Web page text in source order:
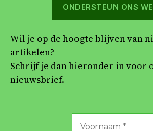
ONDERSTEUN ONS
Wil je op de hoogte blijven van
artikelen?
Schrijf je dan hieronder in voor
nieuwsbrief.